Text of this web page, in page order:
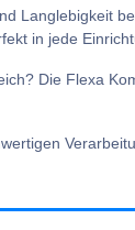
Langlebigkeit
in jede
Die Flexa